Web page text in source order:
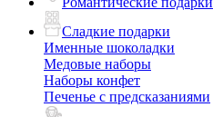
Сладкие подарки
Именные шоколадки
Медовые наборы
Наборы конфет
Печенье с предсказаниями